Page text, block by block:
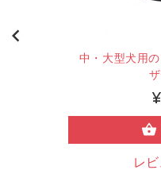
中・大型犬用
レ